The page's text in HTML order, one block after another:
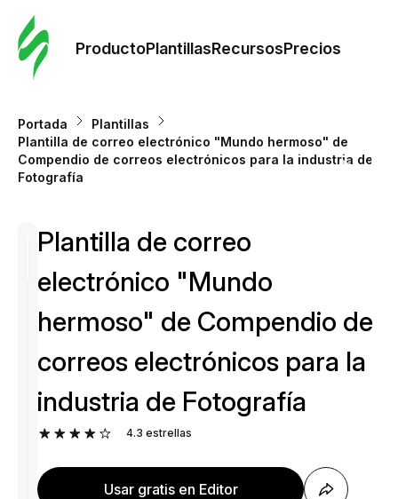
ProductoPlantillasRecursosPrecios
Portada
Plantillas
Plantilla de correo electrónico "Mundo hermoso" de
Compendio de correos electrónicos para la industria de
Fotografía
Plantilla de correo
electrónico "Mundo
hermoso" de Compendio de
correos electrónicos para la
industria de Fotografía
4.3 estrellas
Usar gratis en Editor